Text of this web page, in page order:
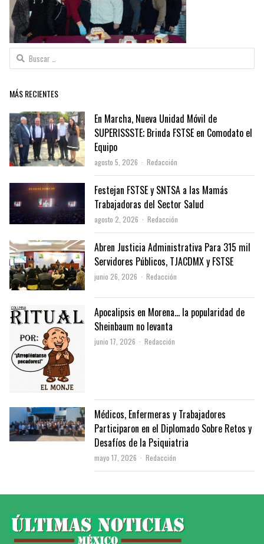
Buscar:
MÁS RECIENTES
En Marcha, Nueva Unidad Móvil de
SUPERISSSTE; Brinda FSTSE en Comodato el
Equipo
agosto 5, 2026 Author
Redacción
Festejan FSTSE y SNTSA a las Mamás
Trabajadoras del Sector Salud
agosto 2, 2026 Author
Redacción
Abren Justicia Administrativa Para 315 mil
Servidores Públicos, TJACDMX y FSTSE
junio 26, 2026 Author
Redacción
Apocalipsis en Morena… la popularidad de
Sheinbaum no levanta
junio 17, 2026 Author
Redacción
Médicos, Enfermeras y Trabajadores
Participaron en el Diplomado Sobre Retos y
Desafíos de la Psiquiatria
mayo 17, 2026 Author
Redacción